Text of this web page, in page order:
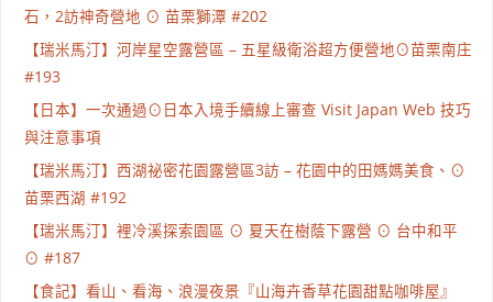
石，2訪神奇營地 ⊙ 苗栗獅潭 #202
【瑞米馬汀】河岸星空露營區 – 五星級衛浴超方便營地⊙苗栗南庄
#193
【日本】一次通過⊙日本入境手續線上審查 Visit Japan Web 技巧
與注意事項
【瑞米馬汀】西湖祕密花園露營區3訪 – 花園中的田媽媽美食、⊙
苗栗西湖 #192
【瑞米馬汀】裡冷溪探索園區 ⊙ 夏天在樹蔭下露營 ⊙ 台中和平
⊙ #187
【食記】看山、看海、浪漫夜景『山海卉香草花園甜點咖啡屋』